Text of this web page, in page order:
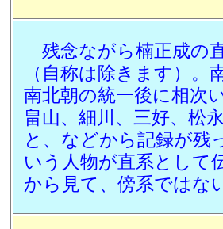
残念ながら楠正成の
（自称は除きます）
南北朝の統一後に相次
畠山、細川、三好、松
と、などから記録が残
いう人物が直系として
から見て、傍系ではな